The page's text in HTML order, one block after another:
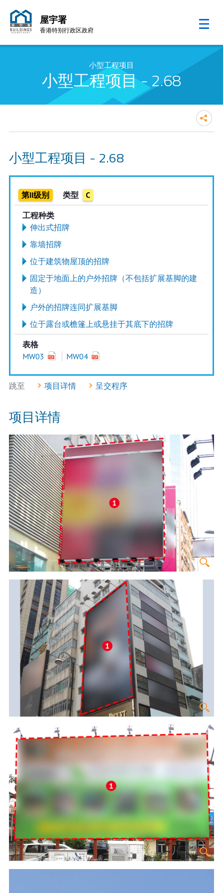
屋宇署
香港特别行政区政府
小型工程项目
小型工程项目 - 2.68
小型工程项目 - 2.68
第II级别 类型 C
工程种类
伸出式招牌
靠墙招牌
位于建筑物屋顶的招牌
固定于地面上的户外招牌（不包括扩展基脚的建
造）
户外的招牌连同扩展基脚
位于露台或檐篷上或悬挂于其底下的招牌
表格
MW03
MW04
跳至 项目详情 呈交程序
项目详情